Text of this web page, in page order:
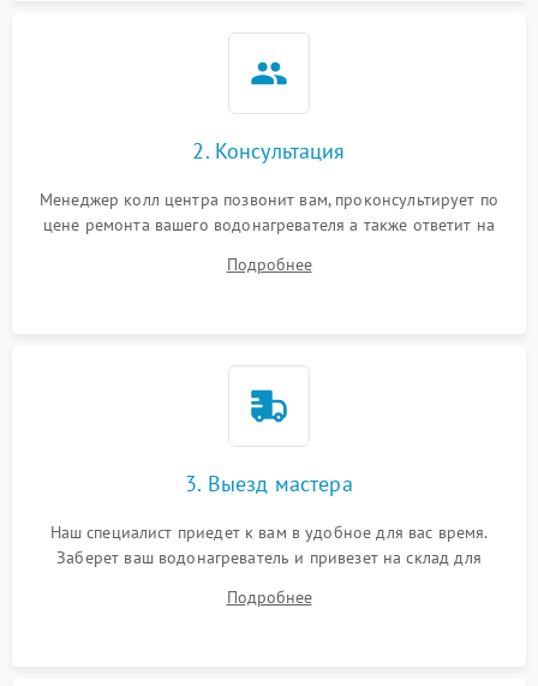
2. Консультация
Менеджер колл центра позвонит вам, проконсультирует по
цене ремонта вашего водонагревателя а также ответит на
Подробнее
3. Выезд мастера
Наш специалист приедет к вам в удобное для вас время.
Заберет ваш водонагреватель и привезет на склад для
Подробнее